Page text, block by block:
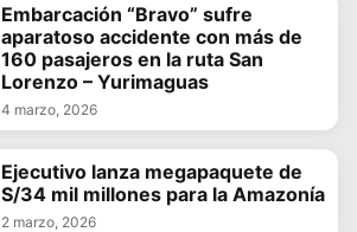
Embarcación “Bravo” sufre
aparatoso accidente con más de
160 pasajeros en la ruta San
Lorenzo – Yurimaguas
4 marzo, 2026
Ejecutivo lanza megapaquete de
S/34 mil millones para la Amazonía
2 marzo, 2026